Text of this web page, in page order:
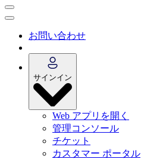
お問い合わせ
サインイン
Web アプリを開く
管理コンソール
チケット
カスタマー ポータル